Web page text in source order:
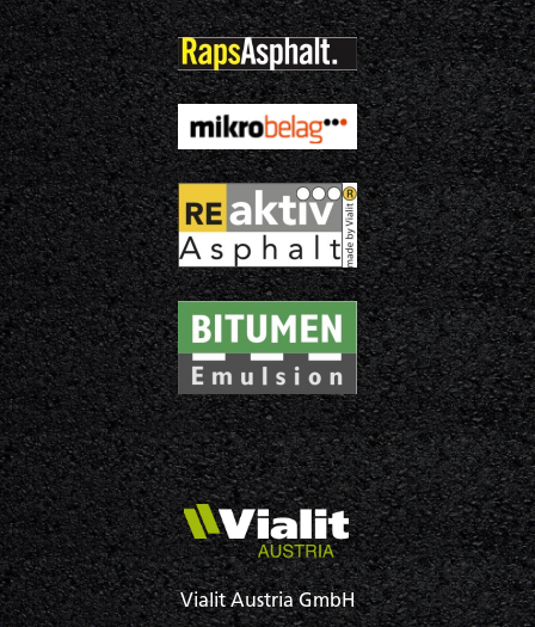
Vialit Austria GmbH